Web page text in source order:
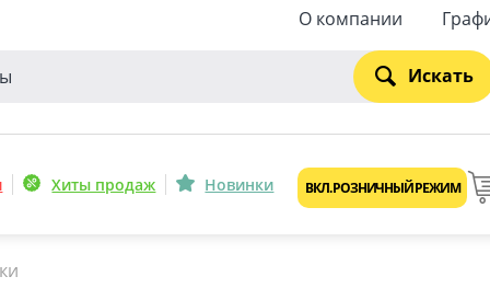
О компании
Искать
Хиты продаж Новинки ВКЛ. РОЗНИЧНЫЙ РЕЖИМ